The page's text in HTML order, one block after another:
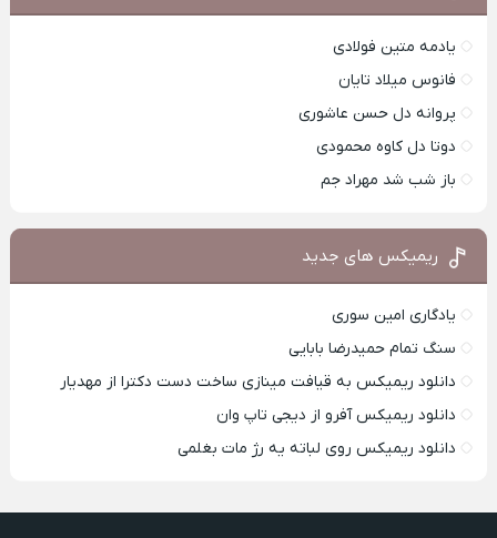
یادمه متین فولادی
فانوس میلاد تایان
پروانه دل حسن عاشوری
دوتا دل کاوه محمودی
باز شب شد مهراد جم
ریمیکس های جدید
یادگاری امین سوری
سنگ تمام حمیدرضا بابایی
دانلود ریمیکس به قیافت مینازی ساخت دست دکترا از مهدیار
دانلود ریمیکس آفرو از ديجی تاپ وان
دانلود ریمیکس روی لباته یه رژ مات بغلمی